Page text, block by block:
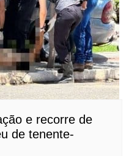
e recorre de
de tenente-